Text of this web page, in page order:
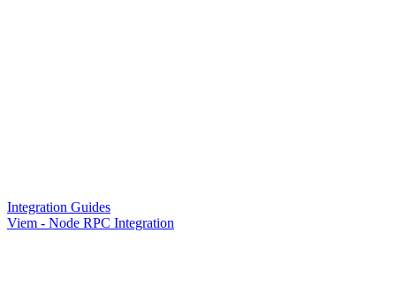
Integration Guides
Viem - Node RPC Integration